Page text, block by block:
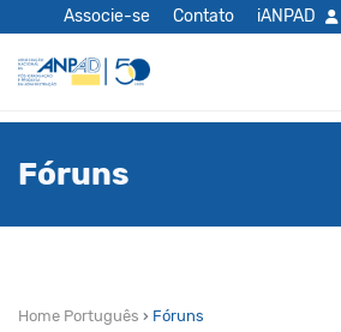
Associe-se Contato iANPAD
Fóruns
Home Português › Fóruns